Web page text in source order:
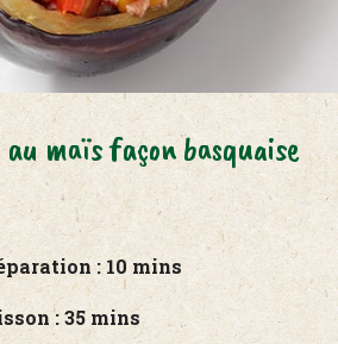
maïs façon basquaise
: 10 mins
: 35 mins